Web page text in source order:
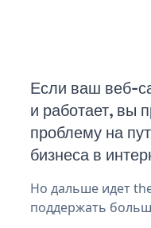
Если ваш веб-
и работает, вы
проблему на
бизнеса в
Но дальше идет
поддержать